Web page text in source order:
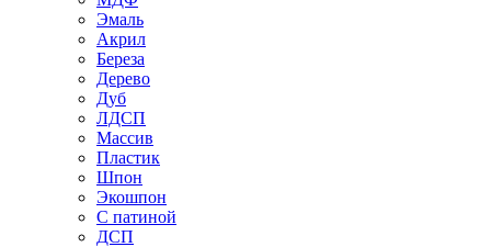
Эмаль
Акрил
Береза
Дерево
Дуб
ЛДСП
Массив
Пластик
Шпон
Экошпон
С патиной
ДСП